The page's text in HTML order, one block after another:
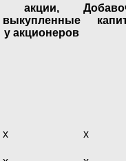
акции,
выкупленные
у акционеров
х
х